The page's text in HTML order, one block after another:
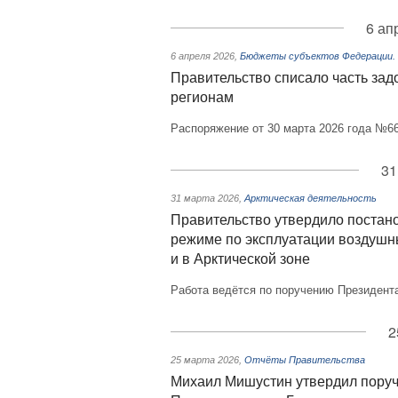
6
6 апреля 2026 Бюджеты субъектов
Правительство списало часть
регионам
Распоряжение от 30 марта 2026 года
31 марта 2026 Арктическая деятельность
Правительство утвердило
режиме по эксплуатации
и в Арктической зоне
Работа ведётся по поручению
25 марта 2026 Отчёты Правительства
Михаил Мишустин утвердил